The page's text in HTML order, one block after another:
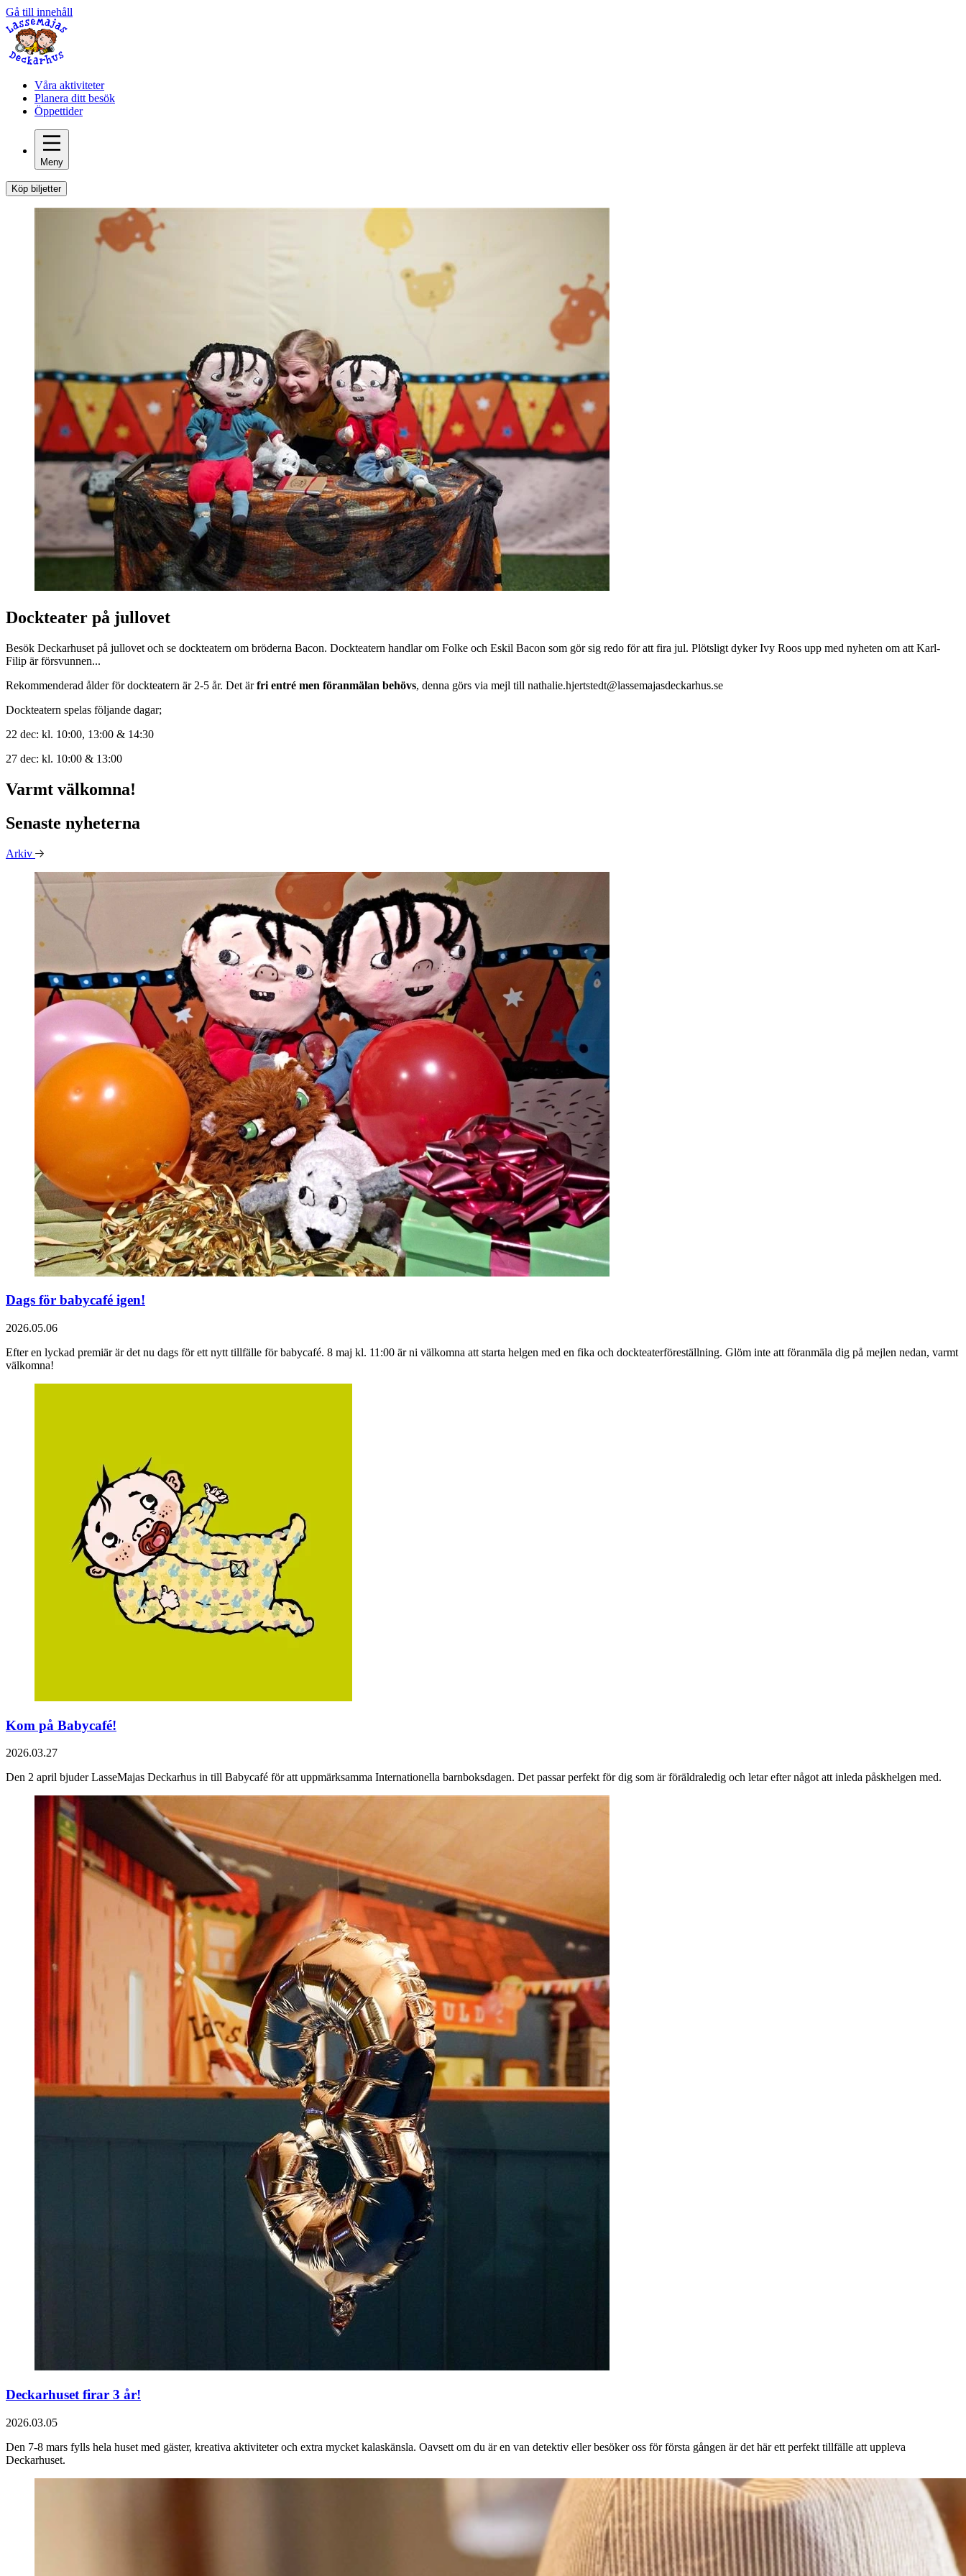
Gå till innehåll
Våra aktiviteter
Planera ditt besök
Öppettider
Meny
Köp biljetter
Dockteater på jullovet
Besök Deckarhuset på jullovet och se dockteatern om bröderna Bacon. Dockteatern handlar om Folke och Eskil Bacon som gör sig redo för att fira jul. Plötsligt dyker Ivy Roos upp med nyheten om att Karl-
Filip är försvunnen...
Rekommenderad ålder för dockteatern är 2-5 år. Det ärfri entré men föranmälan behövs, denna görs via mejl till nathalie.hjertstedt@lassemajasdeckarhus.se
Dockteatern spelas följande dagar;
22 dec: kl. 10:00, 13:00 & 14:30
27 dec: kl. 10:00 & 13:00
Varmt välkomna!
Senaste nyheterna
Arkiv
Dags för babycafé igen!
2026.05.06
Efter en lyckad premiär är det nu dags för ett nytt tillfälle för babycafé. 8 maj kl. 11:00 är ni välkomna att starta helgen med en fika och dockteaterföreställning. Glöm inte att föranmäla dig på mejlen nedan, varmt
välkomna!
Kom på Babycafé!
2026.03.27
Den 2 april bjuder LasseMajas Deckarhus in till Babycafé för att uppmärksamma Internationella barnboksdagen. Det passar perfekt för dig som är föräldraledig och letar efter något att inleda påskhelgen med.
Deckarhuset firar 3 år!
2026.03.05
Den 7-8 mars fylls hela huset med gäster, kreativa aktiviteter och extra mycket kalaskänsla. Oavsett om du är en van detektiv eller besöker oss för första gången är det här ett perfekt tillfälle att uppleva
Deckarhuset.